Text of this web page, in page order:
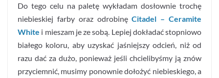
Do tego celu na paletę wykładam dosłownie trochę
niebieskiej farby oraz odrobinęCitadel – Ceramite
White i mieszam je ze sobą. Lepiej dokładać stopniowo
białego koloru, aby uzyskać jaśniejszy odcień, niż od
razu dać za dużo, ponieważ jeśli chcielibyśmy ją znów
przyciemnić, musimy ponownie dołożyć niebieskiego, a